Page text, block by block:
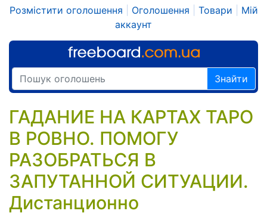
Розмістити оголошення Оголошення Товари
Мій
аккаунт
Знайти
ГАДАНИЕ НА КАРТАХ ТАРО
В РОВНО. ПОМОГУ
РАЗОБРАТЬСЯ В
ЗАПУТАННОЙ СИТУАЦИИ.
Дистанционно